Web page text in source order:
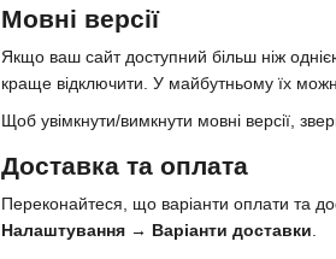
Мовні версії
Якщо ваш сайт доступний більш ніж
краще відключити. У майбутньому їх
Щоб увімкнути/вимкнути мовні версії,
Доставка та оплата
Переконайтеся, що варіанти оплати та
Налаштування → Варіанти доставки